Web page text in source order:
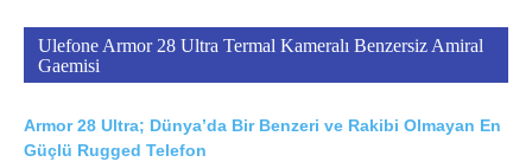
Ulefone Armor 28 Ultra Termal Kameralı Benzersiz Amiral
Gaemisi
Armor 28 Ultra; Dünya’da Bir Benzeri ve Rakibi Olmayan En
Güçlü Rugged Telefon